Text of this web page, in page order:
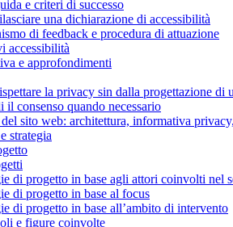
e criteri di successo
una dichiarazione di accessibilità
di feedback e procedura di attuazione
accessibilità
e approfondimenti
la privacy sin dalla progettazione di
il consenso quando necessario
sito web: architettura, informativa
strategia
di progetto in base agli attori coinvolti nel
di progetto in base al focus
di progetto in base all’ambito di intervento
e figure coinvolte